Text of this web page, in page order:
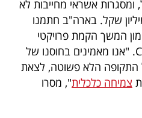
מיליון שקל, ומסגרות אשראי מחייבות לא
בהיקף של כ-540 מיליון שקל. בארה"ב חתמנו
המשך הקמת פרויקטי
האנרגיה המתחדשת של CPV. "אנו מאמינים בחוסנו של
הלא פשוטה, לצאת
צמיחה כלכלית", מסרו